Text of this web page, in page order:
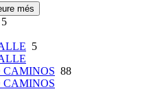
més
5
5
88